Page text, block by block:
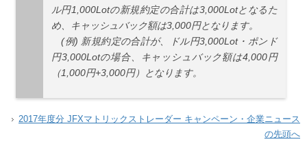
ル円1,000Lotの新規約定の合計は3,000Lotとなるた
め、キャッシュバック額は3,000円となります。
(例) 新規約定の合計が、ドル円3,000Lot・ポンド
円3,000Lotの場合、キャッシュバック額は4,000円
（1,000円+3,000円）となります。
2017年度分 JFXマトリックストレーダー キャンペーン・企業ニュース
の先頭へ